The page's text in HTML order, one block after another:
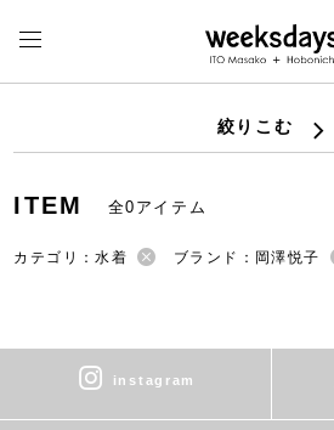
絞りこむ
ITEM 全0アイテム
カテゴリ：水着 ブランド：岡澤悦子
instagram